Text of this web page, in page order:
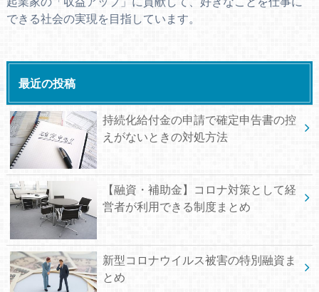
できる社会の実現を目指しています。
最近の投稿
持続化給付金の申請で確定申告書の控
えがないときの対処方法
【融資・補助金】コロナ対策として経
営者が利用できる制度まとめ
新型コロナウイルス被害の特別融資ま
とめ